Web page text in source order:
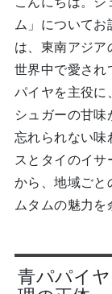
ム」について
は、東南アジア
世界中で愛さ
パイヤを主役に
シュガーの甘
忘れられない味
スとタイのイ
から、地域ごと
ムタムの魅力を
青パパイ